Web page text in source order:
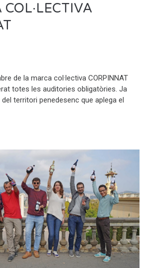
de la marca col·lectiva CORPINNAT
totes les auditories obligatòries. Ja
territori penedesenc que aplega el